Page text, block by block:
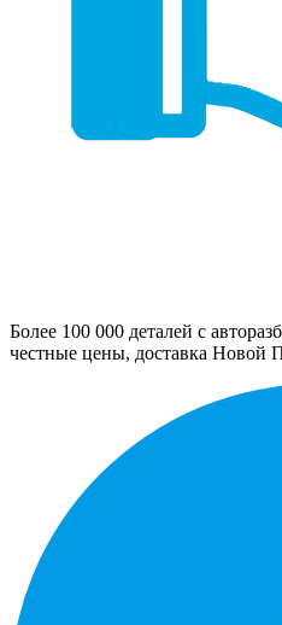
Более 100 000 деталей с
честные цены, доставка Новой